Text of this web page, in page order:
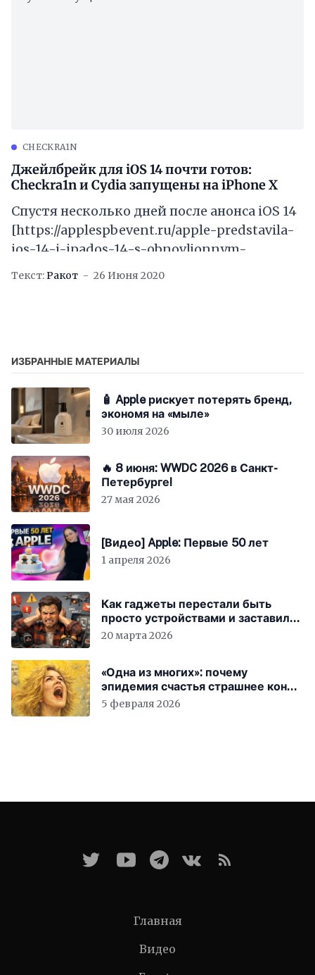
CHECKRA1N
Джейлбрейк для iOS 14 почти готов:
Checkra1n и Cydia запущены на iPhone X
Спустя несколько дней после анонса iOS 14
[https://applespbevent.ru/apple-predstavila-
ios-14-i-ipados-14-s-obnovljonnym-
domashnim-ekranom-i-vidzhetami/] и
рассказало о
Текст:Ракот 26 Июня 2020
ИЗБРАННЫЕ МАТЕРИАЛЫ
🧴 Apple рискует потерять бренд,
экономя на «мыле»
30 июля 2026
🔥 8 июня: WWDC 2026 в Санкт-
Петербурге!
27 мая 2026
[Видео] Apple: Первые 50 лет
1 апреля 2026
Как гаджеты перестали быть
просто устройствами и заставили
вас бесплатно работать
20 марта 2026
«Одна из многих»: почему
эпидемия счастья страшнее конца
света
5 февраля 2026
Главная
Видео